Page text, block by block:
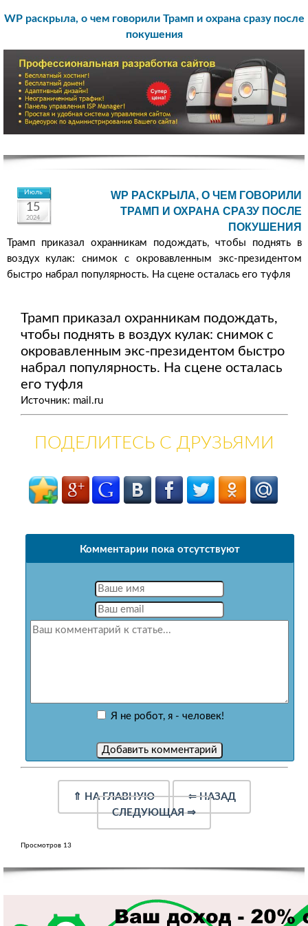
WP раскрыла, о чем говорили Трамп и охрана сразу после
покушения
Июль
15
2024
WP РАСКРЫЛА, О ЧЕМ ГОВОРИЛИ
ТРАМП И ОХРАНА СРАЗУ ПОСЛЕ
ПОКУШЕНИЯ
Трамп приказал охранникам подождать, чтобы поднять в
воздух кулак: снимок с окровавленным экс-президентом
быстро набрал популярность. На сцене осталась его туфля
Трамп приказал охранникам подождать,
чтобы поднять в воздух кулак: снимок с
окровавленным экс-президентом быстро
набрал популярность. На сцене осталась
его туфля
Источник: mail.ru
ПОДЕЛИТЕСЬ С ДРУЗЬЯМИ
Комментарии пока отсутствуют
Я не робот, я - человек!
⇑ НА ГЛАВНУЮ ⇐НАЗАД
СЛЕДУЮЩАЯ⇒
Просмотров 13